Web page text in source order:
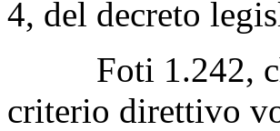
4, del decreto
Foti 1.242,
criterio direttivo